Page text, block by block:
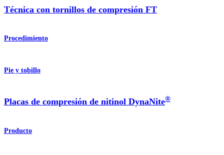
Técnica con tornillos de compresión FT
Procedimiento
Pie y tobillo
Placas de compresión de nitinol DynaNite®
Producto